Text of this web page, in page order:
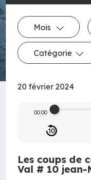
Mois
Catégorie
20 février 2024
00:00
Les coups de
Val # 10 jean-